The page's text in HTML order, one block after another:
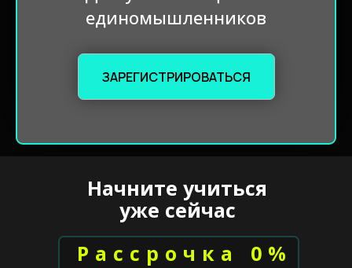
единомышленников
ЗАРЕГИСТРИРОВАТЬСЯ
Начните учиться
уже сейчас
Рассрочка 0%